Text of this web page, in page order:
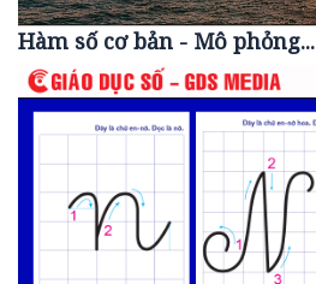
Hàm số cơ bản - Mô phỏng...